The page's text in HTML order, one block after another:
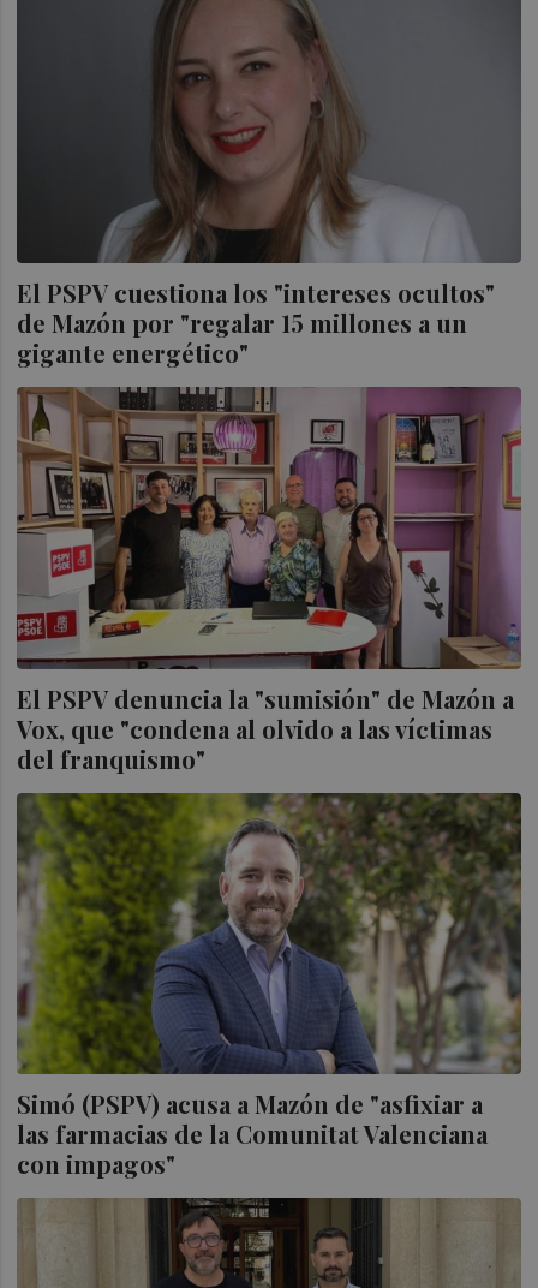
El PSPV cuestiona los "intereses ocultos"
de Mazón por "regalar 15 millones a un
gigante energético"
El PSPV denuncia la "sumisión" de Mazón a
Vox, que "condena al olvido a las víctimas
del franquismo"
Simó (PSPV) acusa a Mazón de "asfixiar a
las farmacias de la Comunitat Valenciana
con impagos"